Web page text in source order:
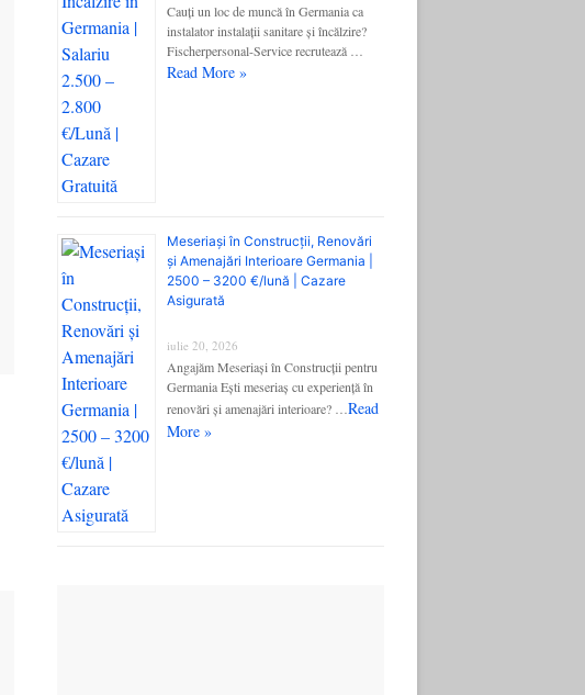
Cauți un loc de muncă în Germania ca
instalator instalații sanitare și încălzire?
Fischerpersonal-Service recrutează …
Read More »
Meseriași în Construcții, Renovări
și Amenajări Interioare Germania |
2500 – 3200 €/lună | Cazare
Asigurată
iulie 20, 2026
Angajăm Meseriași în Construcții pentru
Germania Ești meseriaș cu experiență în
renovări și amenajări interioare? … Read
More »